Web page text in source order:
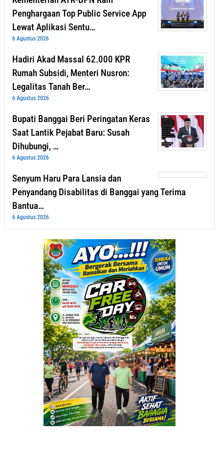
Penghargaan Top Public Service App
Lewat Aplikasi Sentu…
6 Agustus 2026
Hadiri Akad Massal 62.000 KPR
Rumah Subsidi, Menteri Nusron:
Legalitas Tanah Ber…
6 Agustus 2026
Bupati Banggai Beri Peringatan Keras
Saat Lantik Pejabat Baru: Susah
Dihubungi, …
6 Agustus 2026
Senyum Haru Para Lansia dan
Penyandang Disabilitas di Banggai yang Terima
Bantua…
6 Agustus 2026